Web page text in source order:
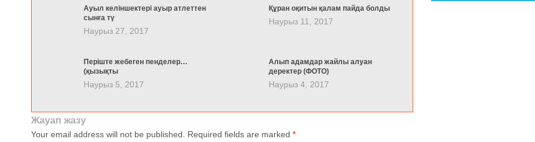
Ауыл келіншектері ауыр атлеттен
сынға тү
Наурыз 27, 2017
Құран оқитын қалам пайда болды
Наурыз 11, 2017
Періште жебеген пенделер…
(қызықты
Наурыз 5, 2017
Алып адамдар жайлы алуан
деректер (ФОТО)
Наурыз 4, 2017
Жауап жазу
Your email address will not be published. Required fields are marked *